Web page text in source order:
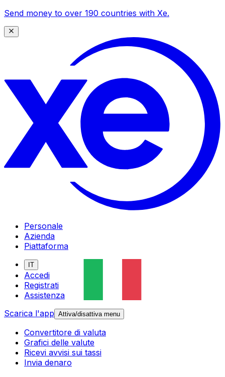
Send money to over 190 countries with Xe.
Personale
Azienda
Piattaforma
IT
Accedi
Registrati
Assistenza
Scarica l'app Attiva/disattiva menu
Convertitore di valuta
Grafici delle valute
Ricevi avvisi sui tassi
Invia denaro